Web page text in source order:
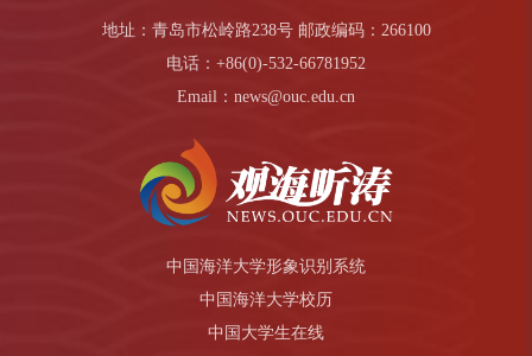
地址：青岛市松岭路238号 邮政编码：266100
电话：+86(0)-532-66781952
Email：news@ouc.edu.cn
中国海洋大学形象识别系统
中国海洋大学校历
中国大学生在线